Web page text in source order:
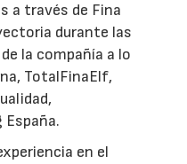
a través de Fina
durante las
la compañía a lo
TotalFinaElf,
en el